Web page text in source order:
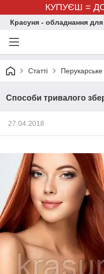
КУПУЄШ =
Красуня - обладнання для
Статті Перукарське
Способи тривалого
27.04.2018